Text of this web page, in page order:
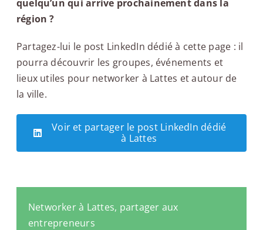
quelqu’un qui arrive prochainement dans la
région ?
Partagez-lui le post LinkedIn dédié à cette page : il
pourra découvrir les groupes, événements et
lieux utiles pour networker à Lattes et autour de
la ville.
Voir et partager le post LinkedIn dédié
à Lattes
Networker à Lattes, partager aux
entrepreneurs